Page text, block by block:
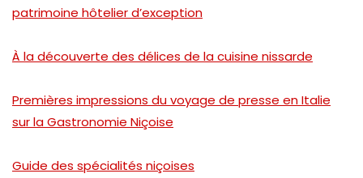
patrimoine hôtelier d’exception
À la découverte des délices de la cuisine nissarde
Premières impressions du voyage de presse en Italie
sur la Gastronomie Niçoise
Guide des spécialités niçoises